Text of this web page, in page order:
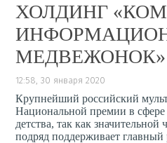
ХОЛДИНГ
МЕДВЕЖОНОК»
12:58, 30 января 2020
Крупнейший российский
Национальной премии в сфере
детства, так как
подряд поддерживает главный